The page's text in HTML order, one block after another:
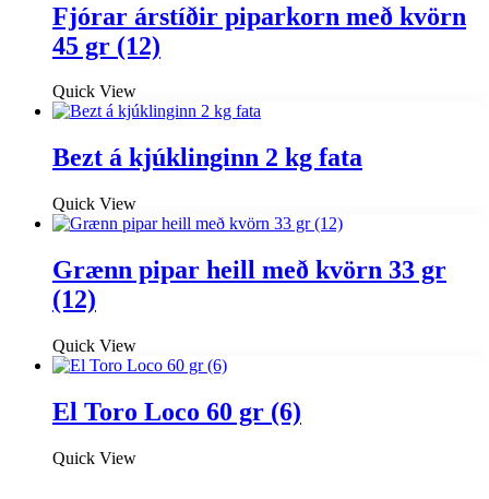
Fjórar árstíðir piparkorn með kvörn
45 gr (12)
Quick View
Bezt á kjúklinginn 2 kg fata
Quick View
Grænn pipar heill með kvörn 33 gr
(12)
Quick View
El Toro Loco 60 gr (6)
Quick View